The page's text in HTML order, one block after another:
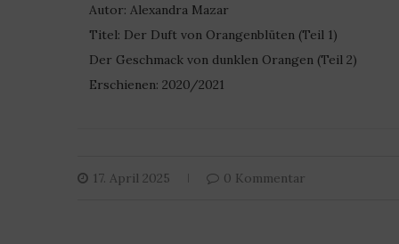
Autor: Alexandra Mazar
Titel: Der Duft von Orangenblüten (Teil 1)
Der Geschmack von dunklen Orangen (Teil 2)
Erschienen: 2020/2021
17. April 2025 0 Kommentar